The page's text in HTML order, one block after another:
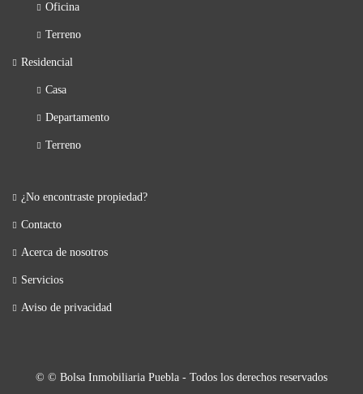
Oficina
Terreno
Residencial
Casa
Departamento
Terreno
¿No encontraste propiedad?
Contacto
Acerca de nosotros
Servicios
Aviso de privacidad
© © Bolsa Inmobiliaria Puebla - Todos los derechos reservados